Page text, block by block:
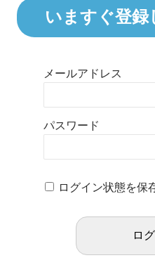
いますぐ登
メールアドレス
パスワード
ログイン状態を保